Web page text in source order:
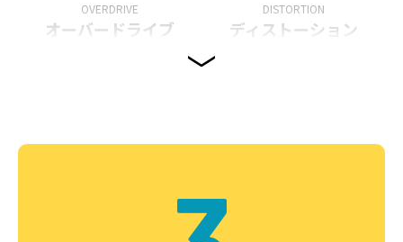
OVERDRIVE
オーバードライブ
DISTORTION
ディストーション